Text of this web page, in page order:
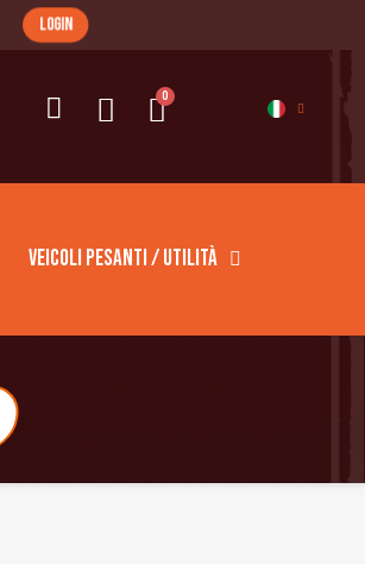
login
Veicoli pesanti / Utilità